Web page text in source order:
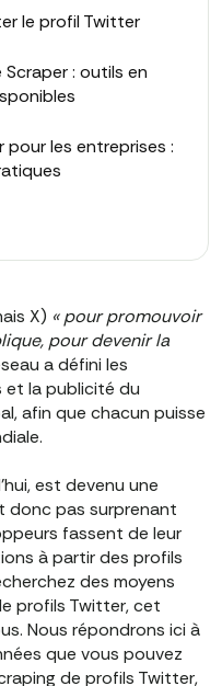
le profil Twitter
: outils en
les entreprises :
X) « pour promouvoir
pour devenir la
a défini les
et la publicité du
afin que chacun puisse
est devenu une
donc pas surprenant
fassent de leur
à partir des profils
des moyens
profils Twitter, cet
Nous répondrons ici à
que vous pouvez
de profils Twitter,